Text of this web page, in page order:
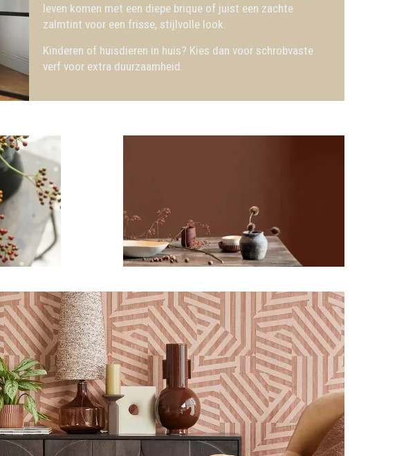
leven komen met een diepe brique of juist een zachte
zalmtint voor een frisse, stijlvolle look.
Kinderen of huisdieren in huis? Kies dan voor schrobvaste
verf voor extra duurzaamheid.